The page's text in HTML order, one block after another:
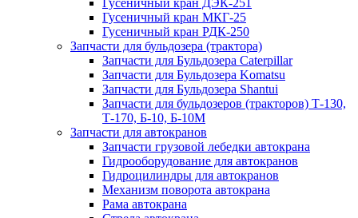
Гусеничный кран ДЭК-251
Гусеничный кран МКГ-25
Гусеничный кран РДК-250
Запчасти для бульдозера (трактора)
Запчасти для Бульдозера Caterpillar
Запчасти для Бульдозера Komatsu
Запчасти для Бульдозера Shantui
Запчасти для бульдозеров (тракторов) Т-130,
Т-170, Б-10, Б-10М
Запчасти для автокранов
Запчасти грузовой лебедки автокрана
Гидрооборудование для автокранов
Гидроцилиндры для автокранов
Механизм поворота автокрана
Рама автокрана